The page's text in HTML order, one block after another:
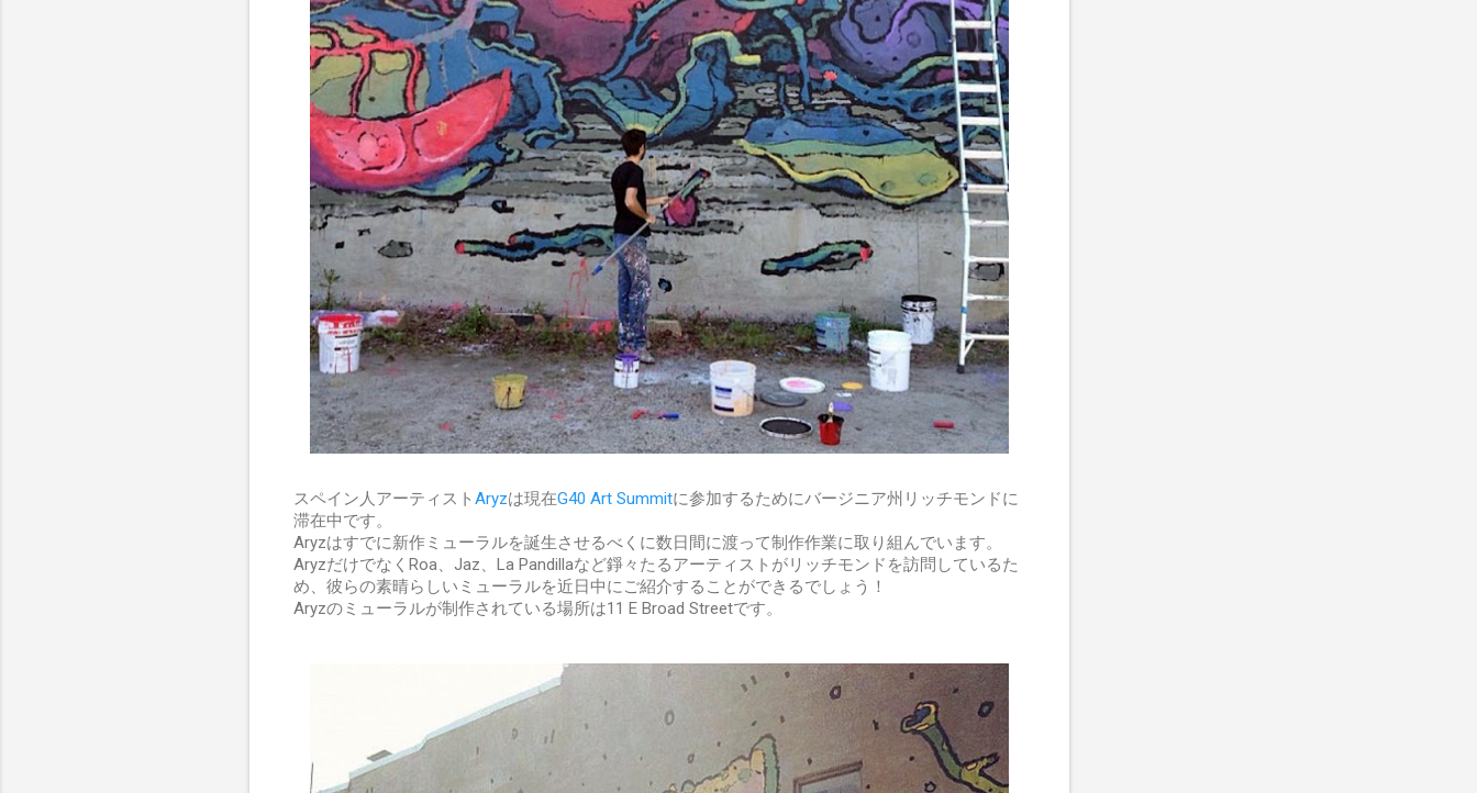
スペイン人アーティスト Aryzは現在G40 Art Summitに参加するためにバージニア州リッチモンドに
滞在中です。
Aryzはすでに新作ミューラルを誕生させるべくに数日間に渡って制作作業に取り組んでいます。
AryzだけでなくRoa、Jaz、La Pandillaなど錚々たるアーティストがリッチモンドを訪問しているた
め、彼らの素晴らしいミューラルを近日中にご紹介することができるでしょう！
Aryzのミューラルが制作されている場所は11 E Broad Streetです。